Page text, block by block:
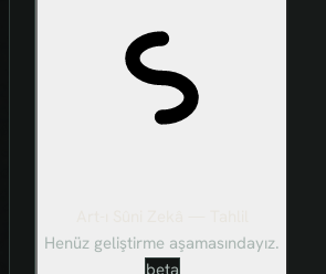
Henüz geliştirme aşamasındayız.
beta